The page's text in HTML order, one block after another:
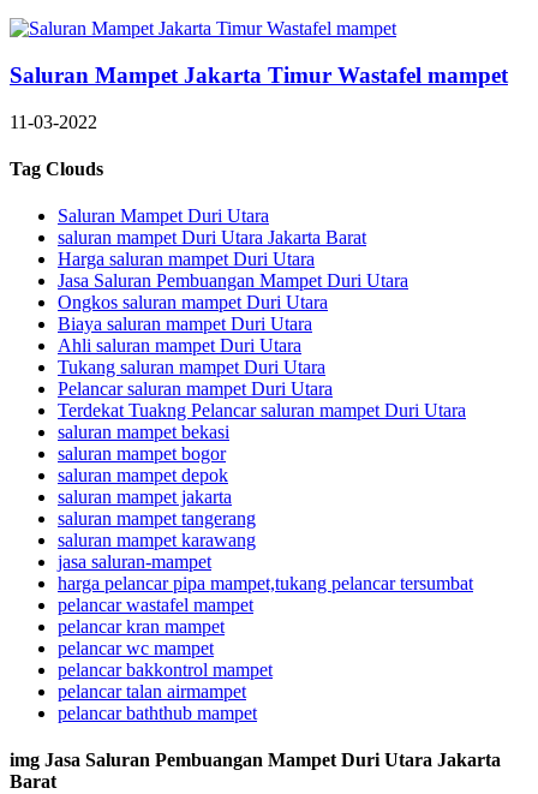
Saluran Mampet Jakarta Timur Wastafel mampet
11-03-2022
Tag Clouds
Saluran Mampet Duri Utara
saluran mampet Duri Utara Jakarta Barat
Harga saluran mampet Duri Utara
Jasa Saluran Pembuangan Mampet Duri Utara
Ongkos saluran mampet Duri Utara
Biaya saluran mampet Duri Utara
Ahli saluran mampet Duri Utara
Tukang saluran mampet Duri Utara
Pelancar saluran mampet Duri Utara
Terdekat Tuakng Pelancar saluran mampet Duri Utara
saluran mampet bekasi
saluran mampet bogor
saluran mampet depok
saluran mampet jakarta
saluran mampet tangerang
saluran mampet karawang
jasa saluran-mampet
harga pelancar pipa mampet,tukang pelancar tersumbat
pelancar wastafel mampet
pelancar kran mampet
pelancar wc mampet
pelancar bakkontrol mampet
pelancar talan airmampet
pelancar baththub mampet
img Jasa Saluran Pembuangan Mampet Duri Utara Jakarta
Barat